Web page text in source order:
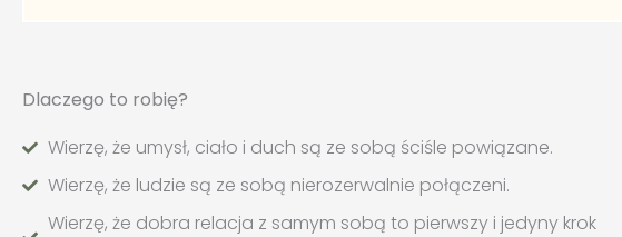
Dlaczego to robię?
Wierzę, że umysł, ciało i duch są ze sobą ściśle powiązane.
Wierzę, że ludzie są ze sobą nierozerwalnie połączeni.
Wierzę, że dobra relacja z samym sobą to pierwszy i jedyny krok